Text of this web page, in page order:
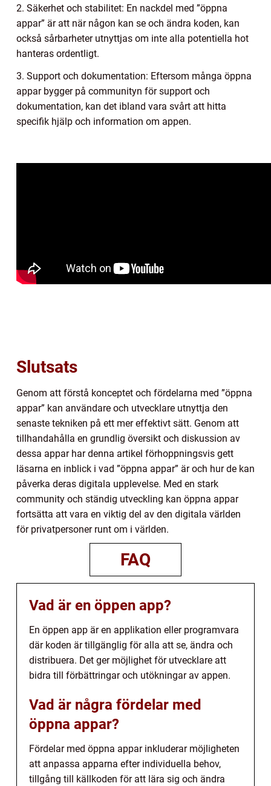
2. Säkerhet och stabilitet: En nackdel med ”öppna
appar” är att när någon kan se och ändra koden, kan
också sårbarheter utnyttjas om inte alla potentiella hot
hanteras ordentligt.
3. Support och dokumentation: Eftersom många öppna
appar bygger på communityn för support och
dokumentation, kan det ibland vara svårt att hitta
specifik hjälp och information om appen.
Slutsats
Genom att förstå konceptet och fördelarna med ”öppna
appar” kan användare och utvecklare utnyttja den
senaste tekniken på ett mer effektivt sätt. Genom att
tillhandahålla en grundlig översikt och diskussion av
dessa appar har denna artikel förhoppningsvis gett
läsarna en inblick i vad ”öppna appar” är och hur de kan
påverka deras digitala upplevelse. Med en stark
community och ständig utveckling kan öppna appar
fortsätta att vara en viktig del av den digitala världen
för privatpersoner runt om i världen.
FAQ
Vad är en öppen app?
En öppen app är en applikation eller programvara
där koden är tillgänglig för alla att se, ändra och
distribuera. Det ger möjlighet för utvecklare att
bidra till förbättringar och utökningar av appen.
Vad är några fördelar med
öppna appar?
Fördelar med öppna appar inkluderar möjligheten
att anpassa apparna efter individuella behov,
tillgång till källkoden för att lära sig och ändra